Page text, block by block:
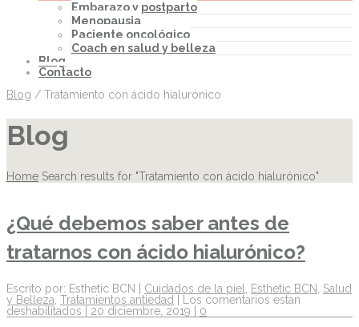
Embarazo y postparto
Menopausia
Paciente oncológico
Coach en salud y belleza
Blog
Contacto
Blog / Tratamiento con ácido hialurónico
Blog
Home Search results for "Tratamiento con ácido hialurónico"
¿Qué debemos saber antes de
tratarnos con ácido hialurónico?
Escrito por: Esthetic BCN | Cuidados de la piel, Esthetic BCN, Salud
y Belleza, Tratamientos antiedad
Los comentarios estan
deshabilitados | 20 diciembre, 2019 | 0